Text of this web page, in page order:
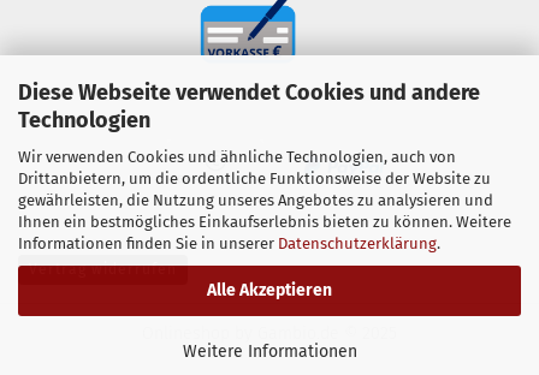
Diese Webseite verwendet Cookies und andere
Technologien
Wir verwenden Cookies und ähnliche Technologien, auch von
Drittanbietern, um die ordentliche Funktionsweise der Website zu
gewährleisten, die Nutzung unseres Angebotes zu analysieren und
Ihnen ein bestmögliches Einkaufserlebnis bieten zu können. Weitere
Informationen finden Sie in unserer Datenschutzerklärung.
Alle Akzeptieren
Weitere Informationen
Vertrag widerrufen